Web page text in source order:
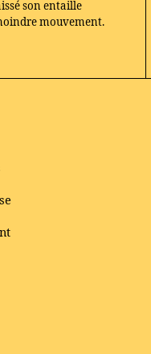
son entaille
mouvement.